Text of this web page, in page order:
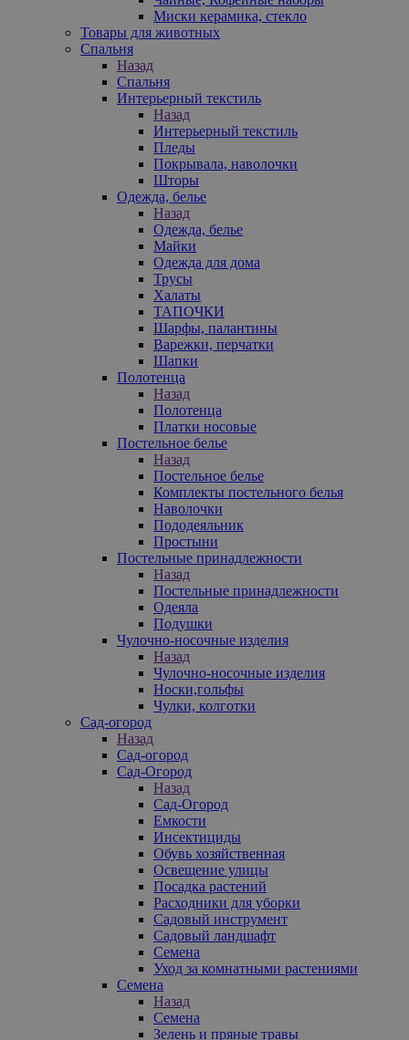
Миски керамика, стекло
Товары для животных
Спальня
Назад
Спальня
Интерьерный текстиль
Назад
Интерьерный текстиль
Пледы
Покрывала, наволочки
Шторы
Одежда, белье
Назад
Одежда, белье
Майки
Одежда для дома
Трусы
Халаты
ТАПОЧКИ
Шарфы, палантины
Варежки, перчатки
Шапки
Полотенца
Назад
Полотенца
Платки носовые
Постельное белье
Назад
Постельное белье
Комплекты постельного белья
Наволочки
Пододеяльник
Простыни
Постельные принадлежности
Назад
Постельные принадлежности
Одеяла
Подушки
Чулочно-носочные изделия
Назад
Чулочно-носочные изделия
Носки,гольфы
Чулки, колготки
Сад-огород
Назад
Сад-огород
Сад-Огород
Назад
Сад-Огород
Емкости
Инсектициды
Обувь хозяйственная
Освещение улицы
Посадка растений
Расходники для уборки
Садовый инструмент
Садовый ландшафт
Семена
Уход за комнатными растениями
Семена
Назад
Семена
Зелень и пряные травы